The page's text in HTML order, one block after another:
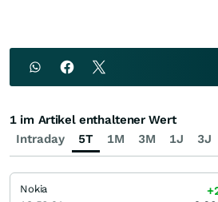
Intraday 5T 1M 3M 1J 3J
1 im Artikel enthaltener Wert
Nokia